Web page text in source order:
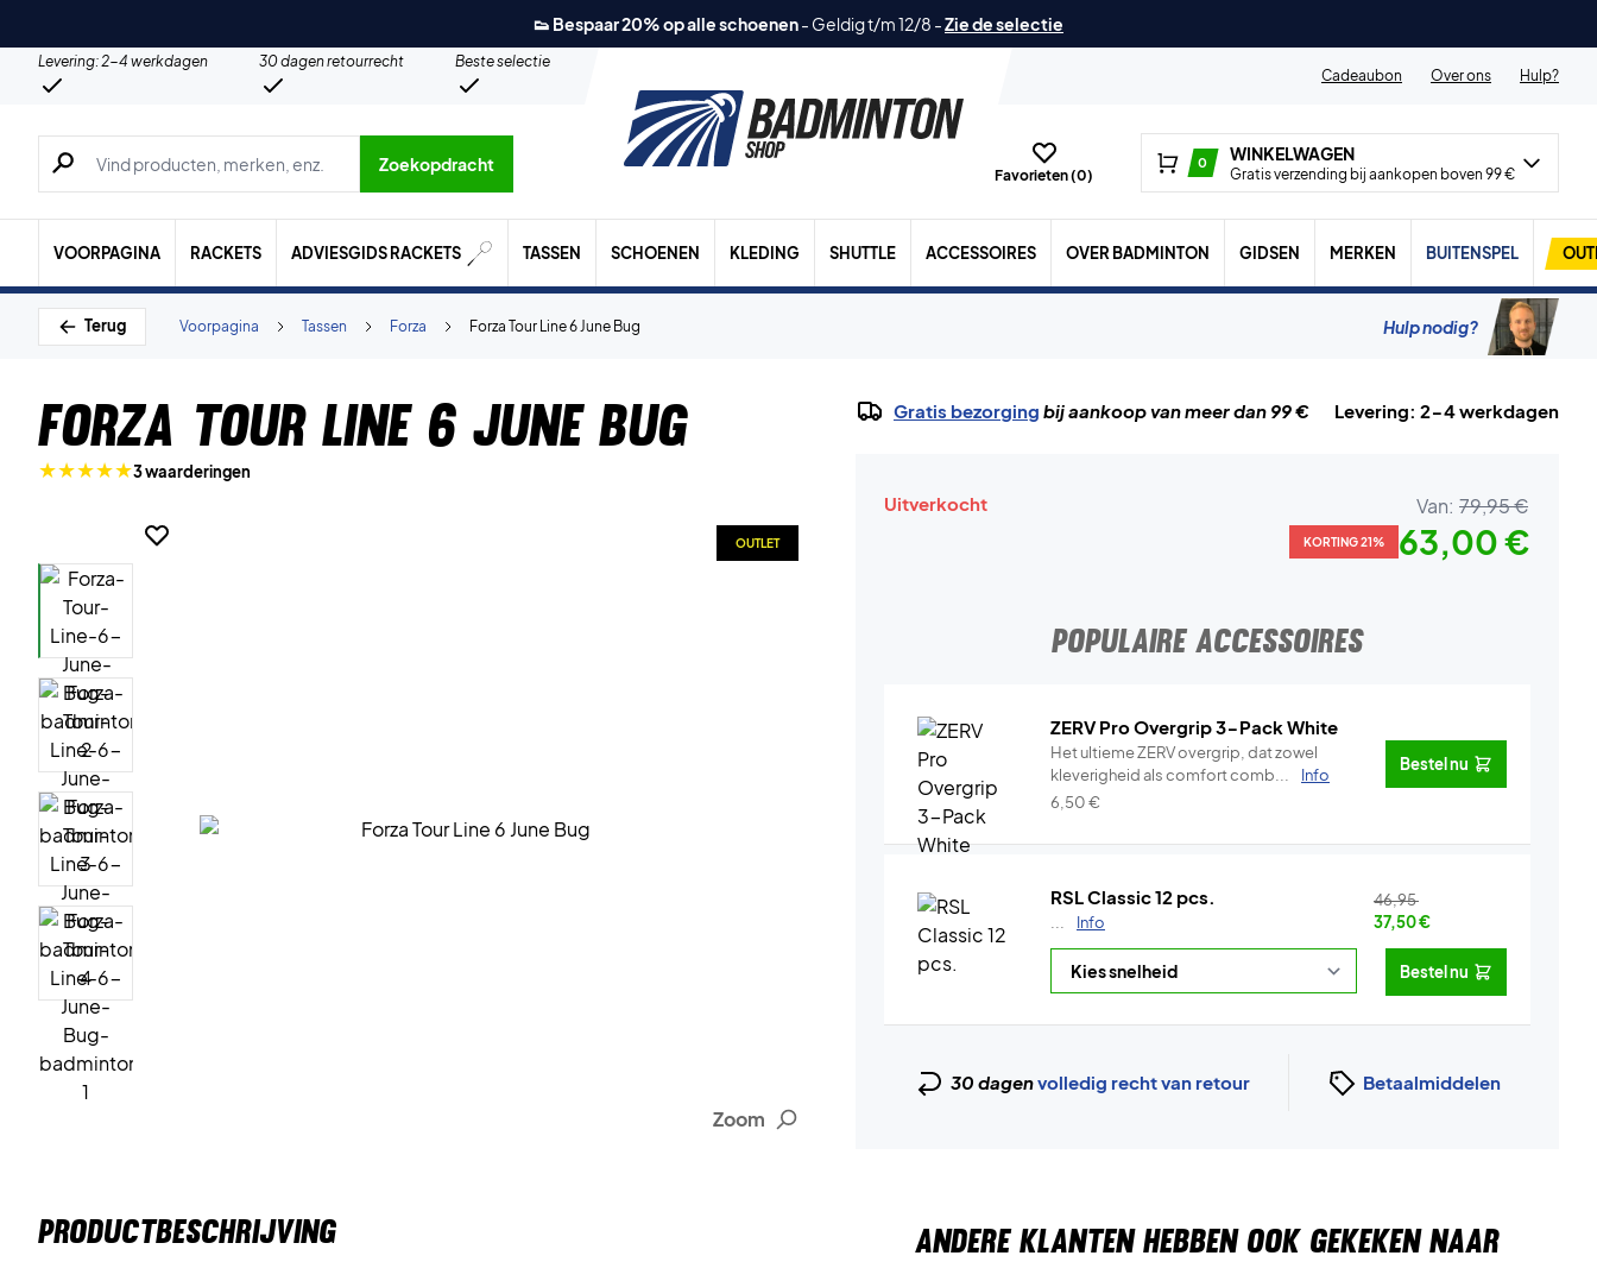
👟 Bespaar 20% op alle schoenen- Geldig t/m 12/8 -Zie de selectie
Levering: 2-4 werkdagen 30 dagen retourrecht
Beste selectie
Cadeaubon
Over ons Hulp?
Zoeken naar producten, merken etc.
Zoekopdracht
Favorieten (0)
0 WINKELWAGEN
Gratis verzending bij aankopen boven 99 €
VOORPAGINA RACKETS ADVIESGIDS RACKETS TASSEN SCHOENEN KLEDING SHUTTLE ACCESSOIRES OVER BADMINTON GIDSEN MERKEN BUITENSPEL
Terug Forza Tour Line 6 June Bug
Forza
Tassen
Voorpagina Hulp nodig?
Forza Tour Line 6 June Bug
3 waarderingen
Zoom
OUTLET
PRODUCTBESCHRIJVING
Gratis bezorging bij aankoop van meer dan 99 € Levering: 2-4 werkdagen
Uitverkocht Van: 79,95 €
KORTING 21% 63,00 €
POPULAIRE ACCESSOIRES
ZERV Pro Overgrip 3-Pack White
Het ultieme ZERV overgrip, dat zowel
kleverigheid als comfort comb...
Info
6,50€
Bestel nu
RSL Classic 12 pcs.
Info
46,95
37,50€
Bestel nu
30 dagenvolledig recht van retour Betaalmiddelen
ANDERE KLANTEN HEBBEN OOK GEKEKEN NAAR